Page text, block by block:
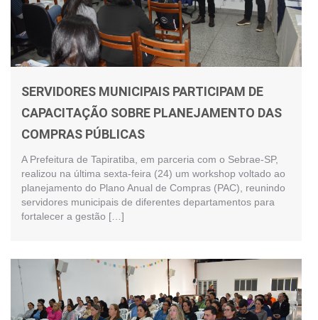
SERVIDORES MUNICIPAIS PARTICIPAM DE
CAPACITAÇÃO SOBRE PLANEJAMENTO DAS
COMPRAS PÚBLICAS
A Prefeitura de Tapiratiba, em parceria com o Sebrae-SP,
realizou na última sexta-feira (24) um workshop voltado ao
planejamento do Plano Anual de Compras (PAC), reunindo
servidores municipais de diferentes departamentos para
fortalecer a gestão […]